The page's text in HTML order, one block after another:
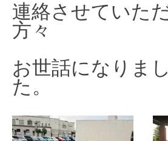
連絡させていた
方々
お世話になりまし
た。